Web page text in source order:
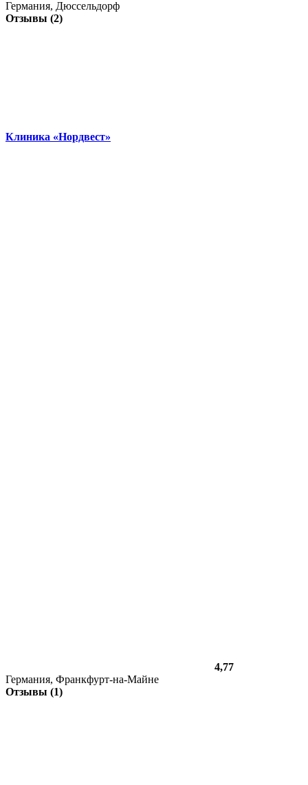
Германия, Дюссельдорф
Отзывы (2)
Клиника «Нордвест»
4,77
Германия, Франкфурт-на-Майне
Отзывы (1)